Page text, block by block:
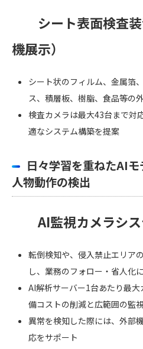
シート表面検査
機展示）
シート状のフィルム、金属箔
ス、積層板、樹脂、食品等の
検査カメラは最大43台まで対
適なシステム構築を提案
日々学習を重ねたAI
人物動作の検出
AI監視カメラシス
転倒検知や、侵入禁止エリア
し、業務のフォロー・省人化
AI解析サーバー1台あたり最
備コストの削減と広範囲の監
異常を検知した際には、外部
応をサポート